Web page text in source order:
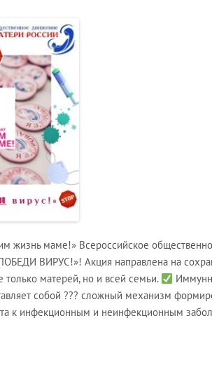
жизнь маме!» Всероссийское
ВИРУС!»! Акция направлена на
только матерей, но и всей семьи.
собой ??? сложный механизм
к инфекционным и неинфекционным